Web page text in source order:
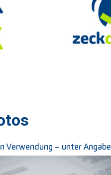
– unter